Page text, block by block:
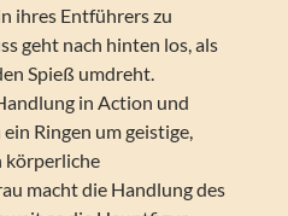
ihres Entführers zu
geht nach hinten los, als
Spieß umdreht.
in Action und
Ringen um geistige,
körperliche
macht die Handlung des